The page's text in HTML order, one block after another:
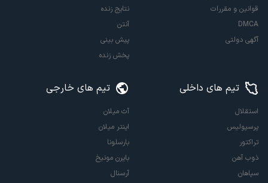
قوانین و مقررات
DMCA
آگهی دولتی
نتایج زنده
آنتن
پیش بینی
پخش زنده
تیم های داخلی
استقلال
پرسپولیس
تراکتور
ذوب آهن
سپاهان
تیم های خارجی
آث میلان
اینتر میلان
بارسلونا
بایرن مونیخ
آرسنال